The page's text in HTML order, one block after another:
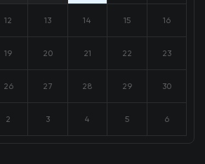
12 13 14 15 16
19 20 21 22 23
26 27 28 29 30
2 3 4 5 6